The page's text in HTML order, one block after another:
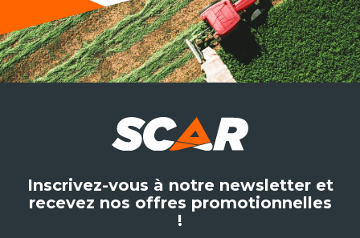
Inscrivez-vous à notre newsletter et
recevez nos offres promotionnelles
!